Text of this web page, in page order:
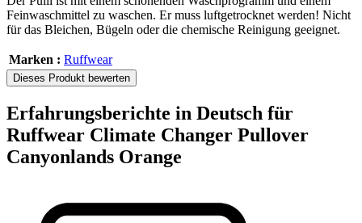
Feinwaschmittel zu waschen. Er muss luftgetrocknet werden! Nicht
für das Bleichen, Bügeln oder die chemische Reinigung geeignet.
Marken : Ruffwear
Dieses Produkt bewerten
Erfahrungsberichte in Deutsch für
Ruffwear Climate Changer Pullover
Canyonlands Orange